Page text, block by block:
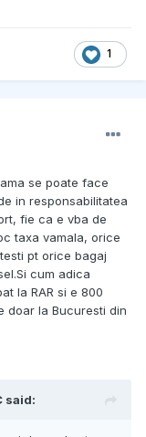
1
se poate face
in responsabilitatea
fie ca e vba de
taxa vamala, orice
pt orice bagaj
cum adica
la RAR si e 800
doar la Bucuresti din
said: